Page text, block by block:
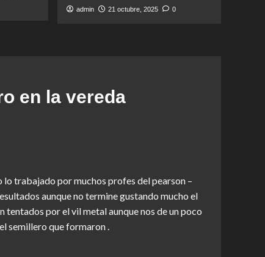
admin 21 octubre, 2025 0
en la vereda
trabajado por muchos profes del pearson –
aunque no termine gustando mucho el
tentados por el vil metal aunque nos de un poco
semillero que formaron .